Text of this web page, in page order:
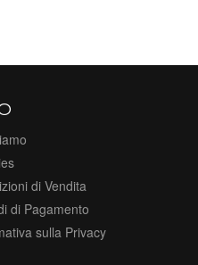
di Vendita
di Pagamento
sulla Privacy